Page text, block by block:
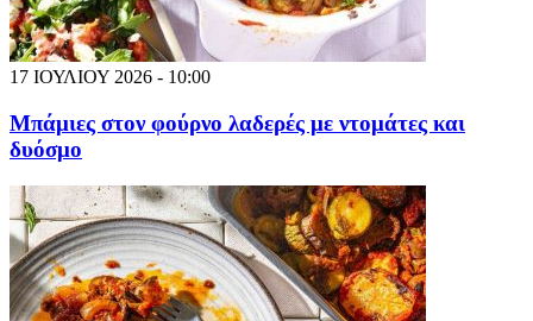
17 ΙΟΥΛΙΟΥ 2026 - 10:00
Μπάμιες στον φούρνο λαδερές με ντομάτες και
δυόσμο